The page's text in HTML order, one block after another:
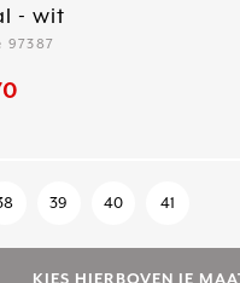
- wit
97387
39 40 41
KIES HIERBOVEN JE